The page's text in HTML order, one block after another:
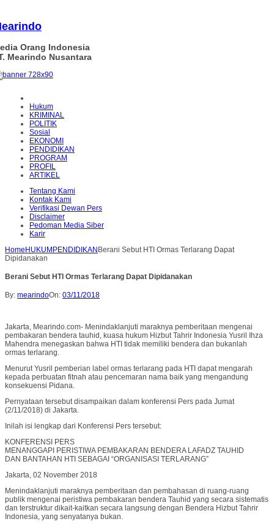
Orang Indonesia
Mearindo Nusantara
Hukum
KRIMINAL
POLITIK
Sosial
EKONOMI
PENDIDIKAN
PROGRAM
PROFIL
ARTIKEL
Tentang Kami
Kontak Kami
Verifikasi Dewan Pers
Disclaimer
Pedoman Media Siber
Karir
Home HUKUM PENDIDIKAN Berani Sebut HTI Ormas Terlarang Dapat
Dipidanakan
Berani Sebut HTI Ormas Terlarang Dapat Dipidanakan
By: mearindoOn: 03/11/2018
Jakarta, Mearindo.com- Menindaklanjuti maraknya pemberitaan mengenai
pembakaran bendera tauhid, kuasa hukum Hizbut Tahrir Indonesia Yusril Ihza
Mahendra menegaskan bahwa HTI tidak memiliki bendera dan bukanlah
ormas terlarang.
Menurut Yusril pemberian label ormas terlarang pada HTI dapat mengarah
kepada perbuatan fitnah atau pencemaran nama baik yang mengandung
konsekuensi Pidana.
Pernyataan tersebut disampaikan dalam konferensi Pers pada Jumat
(2/11/2018) di Jakarta.
Inilah isi lengkap dari Konferensi Pers tersebut:
KONFERENSI PERS
MENANGGAPI PERISTIWA PEMBAKARAN BENDERA LAFADZ TAUHID
DAN BANTAHAN HTI SEBAGAI “ORGANISASI TERLARANG”
Jakarta, 02 November 2018
Menindaklanjuti maraknya pemberitaan dan pembahasan di ruang-ruang
publik mengenai peristiwa pembakaran bendera Tauhid yang secara sistematis
dan terstruktur dikait-kaitkan secara langsung dengan Bendera Hizbut Tahrir
Indonesia, yang senyatanya bukan.